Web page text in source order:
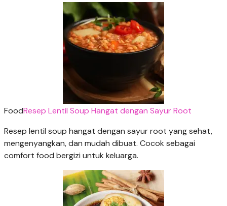
FoodResep Lentil Soup Hangat dengan Sayur Root
Resep lentil soup hangat dengan sayur root yang sehat,
mengenyangkan, dan mudah dibuat. Cocok sebagai
comfort food bergizi untuk keluarga.